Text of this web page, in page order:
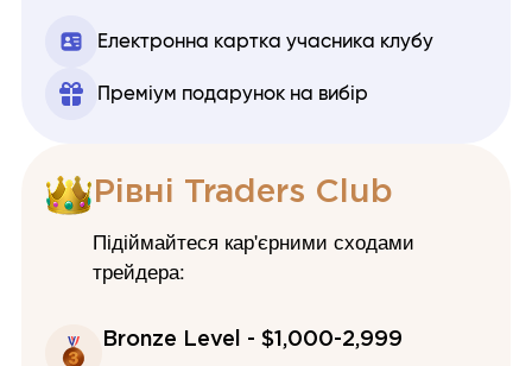
Електронна картка учасника клубу
Преміум подарунок на вибір
Рівні Traders Club
Підіймайтеся кар'єрними сходами
трейдера:
Bronze Level - $1,000-2,999